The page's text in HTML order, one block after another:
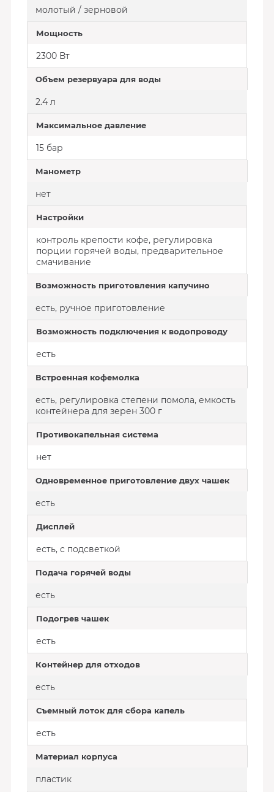
молотый / зерновой
Мощность
2300 Вт
Объем резервуара для воды
2.4 л
Максимальное давление
15 бар
Манометр
нет
Настройки
контроль крепости кофе, регулировка
порции горячей воды, предварительное
смачивание
Возможность приготовления капучино
есть, ручное приготовление
Возможность подключения к водопроводу
есть
Встроенная кофемолка
есть, регулировка степени помола, емкость
контейнера для зерен 300 г
Противокапельная система
нет
Одновременное приготовление двух чашек
есть
Дисплей
есть, с подсветкой
Подача горячей воды
есть
Подогрев чашек
есть
Контейнер для отходов
есть
Съемный лоток для сбора капель
есть
Материал корпуса
пластик